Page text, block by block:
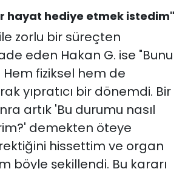
hayat hediye etmek istedim"
zorlu bir süreçten
eden Hakan G. ise "Bunu
fiziksel hem de
yıpratıcı bir dönemdi. Bir
artık 'Bu durumu nasıl
demekten öteye
hissettim ve organ
böyle şekillendi. Bu kararı